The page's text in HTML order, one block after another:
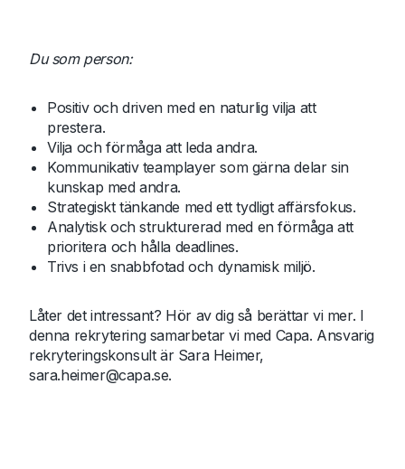
Du som person:
Positiv och driven med en naturlig vilja att
prestera.
Vilja och förmåga att leda andra.
Kommunikativ teamplayer som gärna delar sin
kunskap med andra.
Strategiskt tänkande med ett tydligt affärsfokus.
Analytisk och strukturerad med en förmåga att
prioritera och hålla deadlines.
Trivs i en snabbfotad och dynamisk miljö.
Låter det intressant? Hör av dig så berättar vi mer. I
denna rekrytering samarbetar vi med Capa. Ansvarig
rekryteringskonsult är Sara Heimer,
sara.heimer@capa.se.